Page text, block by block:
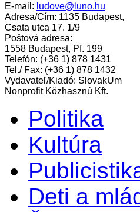
E-mail: ludove@luno.hu
Adresa/Cím: 1135 Budapest,
Csata utca 17. 1/9
Poštová adresa:
1558 Budapest, Pf. 199
Telefón: (+36 1) 878 1431
Tel./ Fax: (+36 1) 878 1432
Vydavateľ/Kiadó: SlovakUm
Nonprofit Közhasznú Kft.
Politika
Kultúra
Deti a